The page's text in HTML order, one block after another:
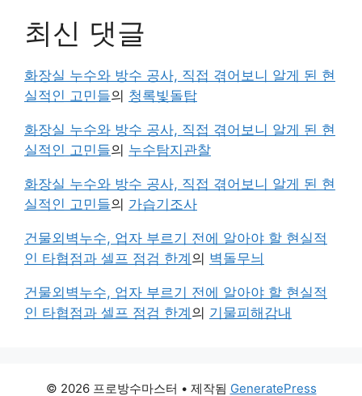
최신 댓글
화장실 누수와 방수 공사, 직접 겪어보니 알게 된 현
실적인 고민들의 청록빛돌탑
화장실 누수와 방수 공사, 직접 겪어보니 알게 된 현
실적인 고민들의 누수탐지관찰
화장실 누수와 방수 공사, 직접 겪어보니 알게 된 현
실적인 고민들의 가습기조사
건물외벽누수, 업자 부르기 전에 알아야 할 현실적
인 타협점과 셀프 점검 한계의 벽돌무늬
건물외벽누수, 업자 부르기 전에 알아야 할 현실적
인 타협점과 셀프 점검 한계의 기물피해감내
© 2026 프로방수마스터 • 제작됨 GeneratePress